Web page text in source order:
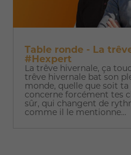
Table ronde - La
#Hexpert
La trêve hivernale, ça
trêve hivernale bat son
monde, quelle que soit
concerne forcément tes
sûr, qui changent de
comme il le mentionne...